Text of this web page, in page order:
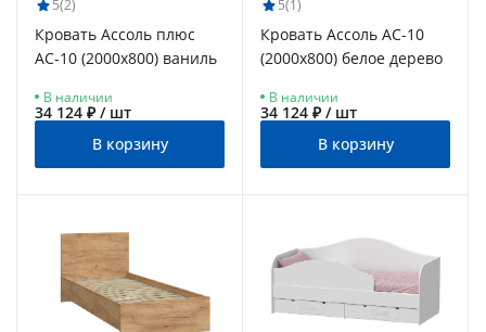
5(2)
Кровать Ассоль плюс
АС-10 (2000х800) ваниль
В наличии
34 124 ₽ / шт
В корзину
5(1)
Кровать Ассоль АС-10
(2000х800) белое дерево
В наличии
34 124 ₽ / шт
В корзину